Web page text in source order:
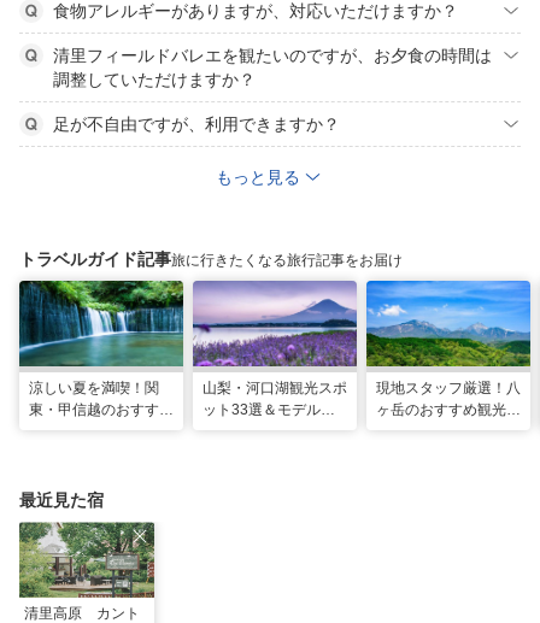
食物アレルギーがありますが、対応いただけますか？
清里フィールドバレエを観たいのですが、お夕食の時間は
調整していただけますか？
足が不自由ですが、利用できますか？
もっと見る
トラベルガイド記事旅に行きたくなる旅行記事をお届け
涼しい夏を満喫！関
東・甲信越のおすすめ
山梨・河口湖観光スポ
ット33選＆モデルコ
現地スタッフ厳選！八
ヶ岳のおすすめ観光ス
最近見た宿
清里高原 カント